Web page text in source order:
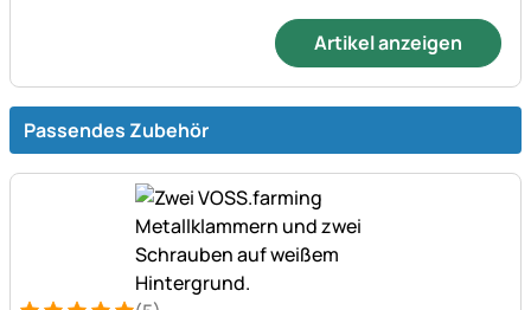
Artikel anzeigen
Passendes Zubehör